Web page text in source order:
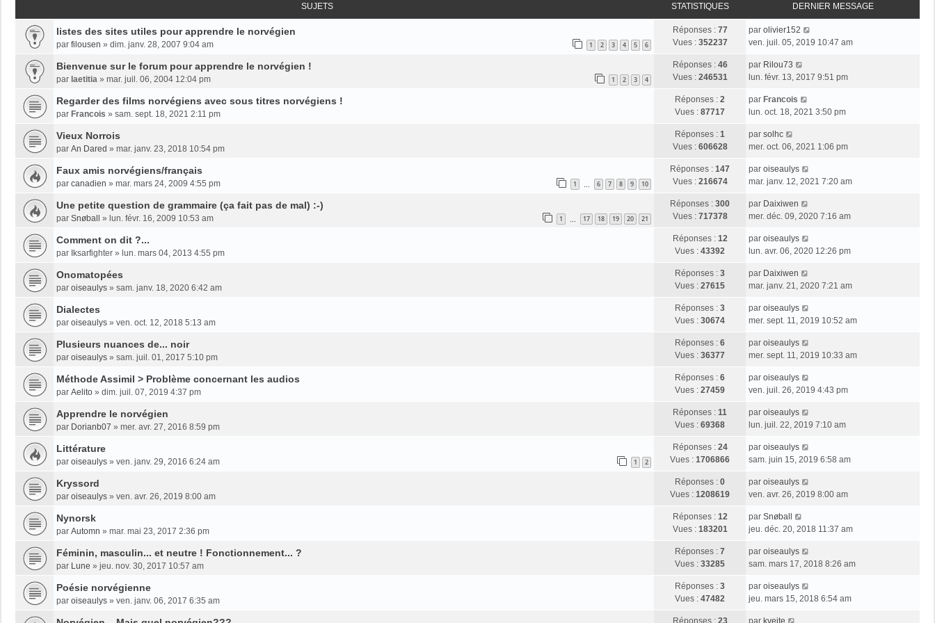
SUJETS STATISTIQUES DERNIER MESSAGE
listes des sites utiles pour apprendre le norvégien
par filousen » dim. janv. 28, 2007 9:04 am 1 2 3 4 5 6
Réponses : 77
Vues : 352237
par olivier152
ven. juil. 05, 2019 10:47 am
Bienvenue sur le forum pour apprendre le norvégien !
par laetitia » mar. juil. 06, 2004 12:04 pm 1 2 3 4
Réponses : 46
Vues : 246531
par Rilou73
lun. févr. 13, 2017 9:51 pm
Regarder des films norvégiens avec sous titres norvégiens !
par Francois » sam. sept. 18, 2021 2:11 pm
Réponses : 2
Vues : 87717
par Francois
lun. oct. 18, 2021 3:50 pm
Vieux Norrois
par An Dared » mar. janv. 23, 2018 10:54 pm
Réponses : 1
Vues : 606628
par solhc
mer. oct. 06, 2021 1:06 pm
Faux amis norvégiens/français
par canadien » mar. mars 24, 2009 4:55 pm 1 6 7 8 9 10
Réponses : 147
Vues : 216674
par oiseaulys
mar. janv. 12, 2021 7:20 am
Une petite question de grammaire (ça fait pas de mal) :-)
par Snøball » lun. févr. 16, 2009 10:53 am 1 17 18 19 20 21
Réponses : 300
Vues : 717378
par Daixiwen
mer. déc. 09, 2020 7:16 am
Comment on dit ?...
par Iksarfighter » lun. mars 04, 2013 4:55 pm
Réponses : 12
Vues : 43392
par oiseaulys
lun. avr. 06, 2020 12:26 pm
Onomatopées
par oiseaulys » sam. janv. 18, 2020 6:42 am
Réponses : 3
Vues : 27615
par Daixiwen
mar. janv. 21, 2020 7:21 am
Dialectes
par oiseaulys » ven. oct. 12, 2018 5:13 am
Réponses : 3
Vues : 30674
par oiseaulys
mer. sept. 11, 2019 10:52 am
Plusieurs nuances de... noir
par oiseaulys » sam. juil. 01, 2017 5:10 pm
Réponses : 6
Vues : 36377
par oiseaulys
mer. sept. 11, 2019 10:33 am
Méthode Assimil > Problème concernant les audios
par Aelito » dim. juil. 07, 2019 4:37 pm
Réponses : 6
Vues : 27459
par oiseaulys
ven. juil. 26, 2019 4:43 pm
Apprendre le norvégien
par Dorianb07 » mer. avr. 27, 2016 8:59 pm
Réponses : 11
Vues : 69368
par oiseaulys
lun. juil. 22, 2019 7:10 am
Littérature
par oiseaulys » ven. janv. 29, 2016 6:24 am 1 2
Réponses : 24
Vues : 1706866
par oiseaulys
sam. juin 15, 2019 6:58 am
Kryssord
par oiseaulys » ven. avr. 26, 2019 8:00 am
Réponses : 0
Vues : 1208619
par oiseaulys
ven. avr. 26, 2019 8:00 am
Nynorsk
par Automn » mar. mai 23, 2017 2:36 pm
Réponses : 12
Vues : 183201
par Snøball
jeu. déc. 20, 2018 11:37 am
Féminin, masculin... et neutre ! Fonctionnement... ?
par Lune » jeu. nov. 30, 2017 10:57 am
Réponses : 7
Vues : 33285
par oiseaulys
sam. mars 17, 2018 8:26 am
Poésie norvégienne
par oiseaulys » ven. janv. 06, 2017 6:35 am
Réponses : 3
Vues : 47482
par oiseaulys
jeu. mars 15, 2018 6:54 am
Réponses : 23
par kveite